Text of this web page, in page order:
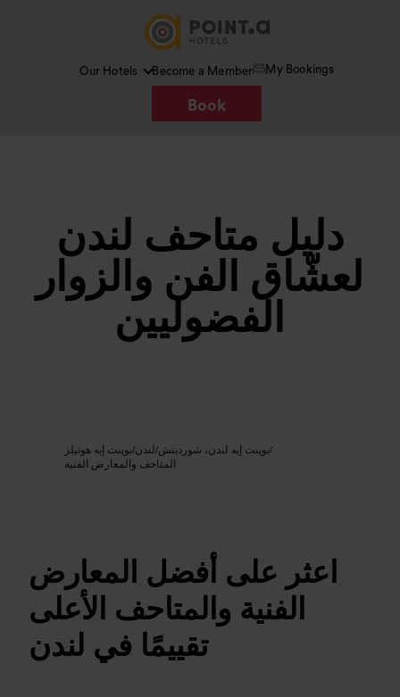
Our Hotels Become a Member My Bookings
Book
دليل متاحف لندن
لعشّاق الفن والزوار
الفضوليين
بوينت إيه هوتيلز/لندن/بوينت إيه لندن، شورديتش/
المتاحف والمعارض الفنية
اعثر على أفضل المعارض
الفنية والمتاحف الأعلى
تقييمًا في لندن